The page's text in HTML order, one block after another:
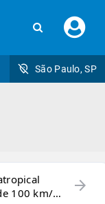
seu
São Paulo, SP
100 km/h
arrow_forward